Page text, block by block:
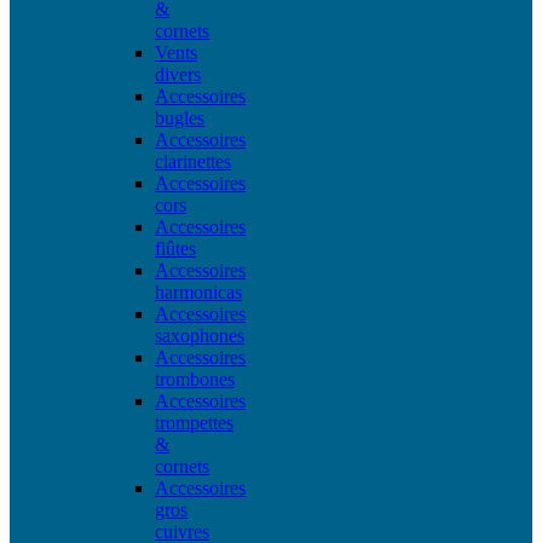
&
cornets
Vents
divers
Accessoires
bugles
Accessoires
clarinettes
Accessoires
cors
Accessoires
flûtes
Accessoires
harmonicas
Accessoires
saxophones
Accessoires
trombones
Accessoires
trompettes
&
cornets
Accessoires
gros
cuivres